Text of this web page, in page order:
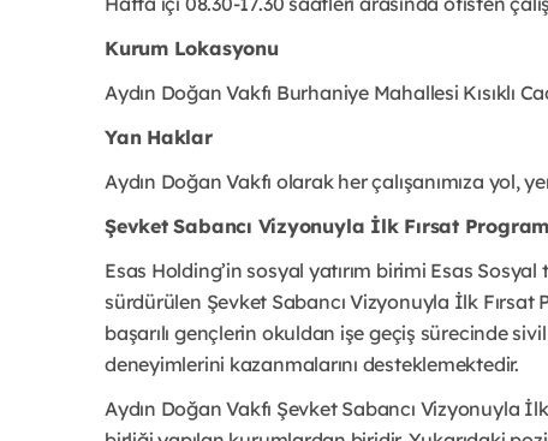
Kurum Lokasyonu
Aydın Doğan Vakfı Burhaniye Mahallesi Kısıklı
Yan Haklar
Aydın Doğan Vakfı olarak her çalışanımıza yol,
Şevket Sabancı Vizyonuyla İlk Fırsat
Esas Holding’in sosyal yatırım birimi Esas
sürdürülen Şevket Sabancı Vizyonuyla İlk
başarılı gençlerin okuldan işe geçiş sürecinde
deneyimlerini kazanmalarını desteklemektedir.
Aydın Doğan Vakfı Şevket Sabancı Vizyonuyla